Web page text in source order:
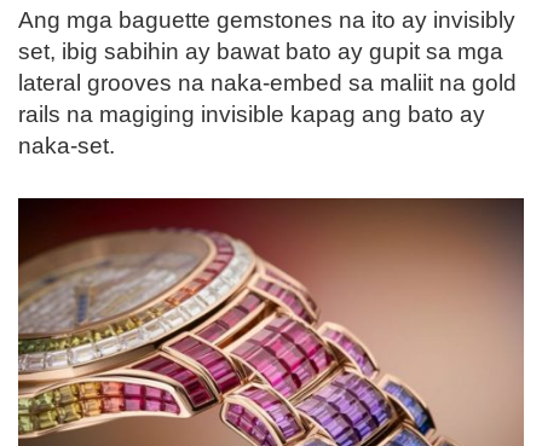
Ang mga baguette gemstones na ito ay invisibly
set, ibig sabihin ay bawat bato ay gupit sa mga
lateral grooves na naka-embed sa maliit na gold
rails na magiging invisible kapag ang bato ay
naka-set.